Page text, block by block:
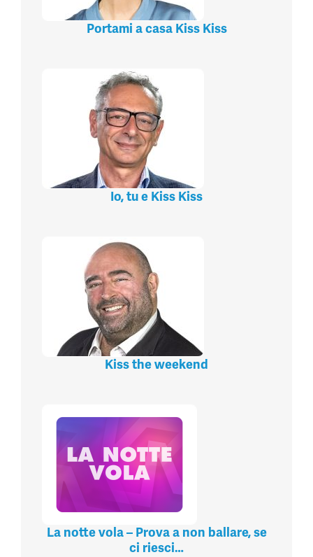
Portami a casa Kiss Kiss
Io, tu e Kiss Kiss
Kiss the weekend
La notte vola – Prova a non ballare, se
ci riesci…